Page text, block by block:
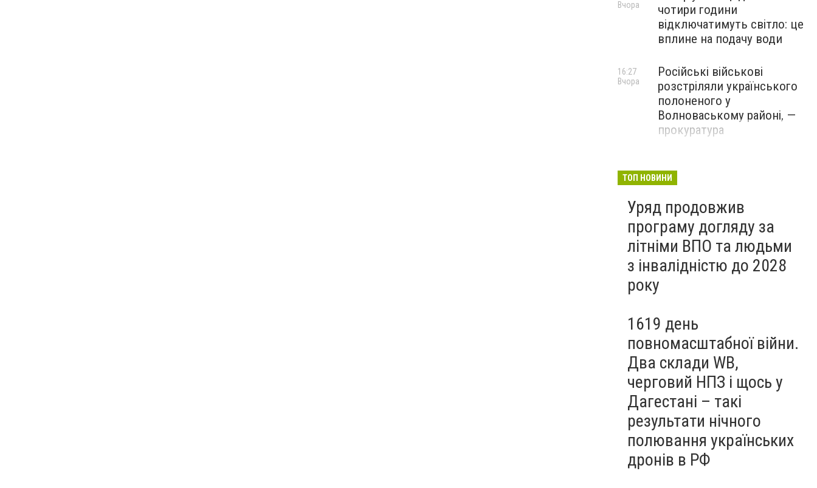
чотири години
відключатимуть світло: це
вплине на подачу води
Вчора
Російські військові
розстріляли українського
полоненого у
Волноваському районі, —
прокуратура
16:27
Вчора
адміністрація оскаржує
судами право власності на
житло
Вчора
ТОП НОВИНИ
Уряд продовжив
програму догляду за
літніми ВПО та людьми
з інвалідністю до 2028
року
1619 день
повномасштабної війни.
Два склади WB,
черговий НПЗ і щось у
Дагестані – такі
результати нічного
полювання українських
дронів в РФ